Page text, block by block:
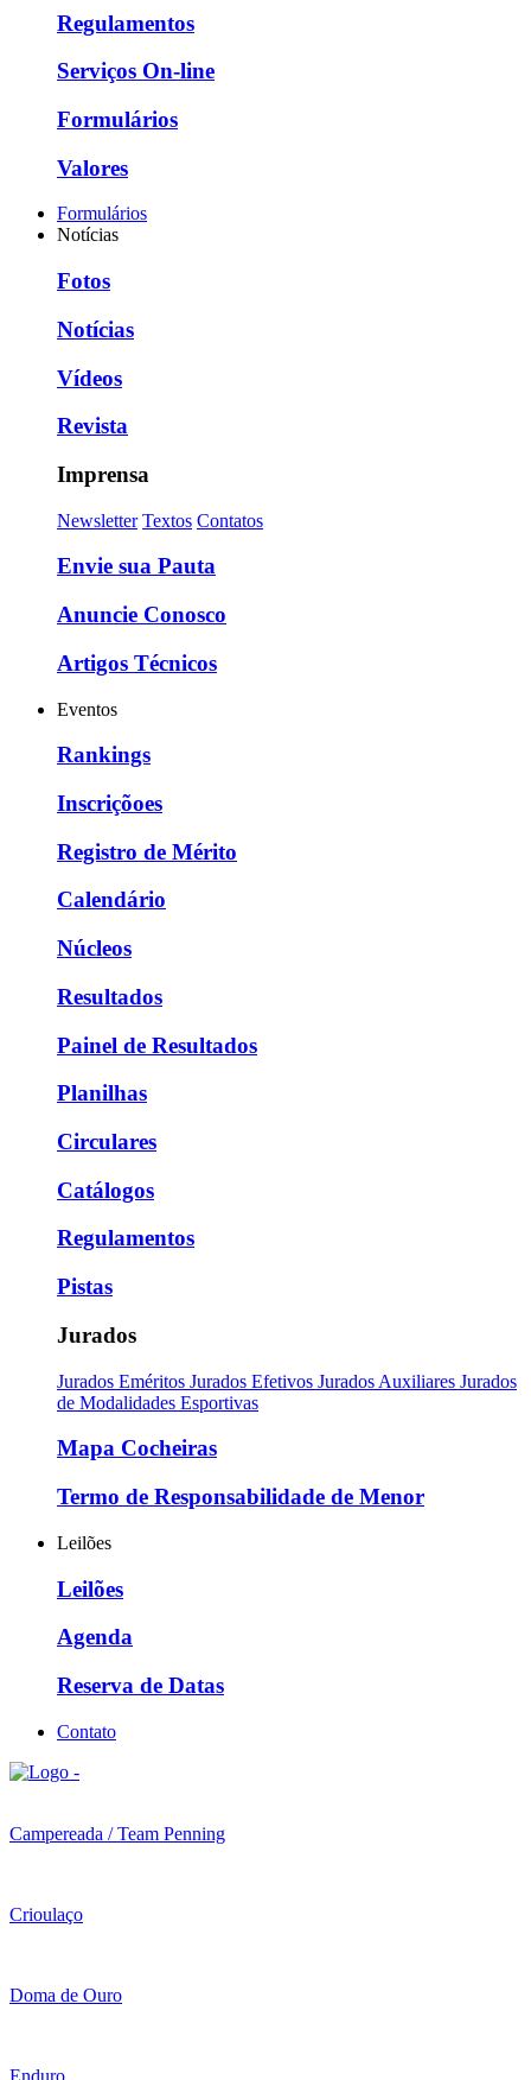
Regulamentos
Serviços On-line
Formulários
Valores
Formulários
Notícias
Fotos
Notícias
Vídeos
Revista
Imprensa
Newsletter Textos Contatos
Envie sua Pauta
Anuncie Conosco
Artigos Técnicos
Eventos
Rankings
Inscriçõoes
Registro de Mérito
Calendário
Núcleos
Resultados
Painel de Resultados
Planilhas
Circulares
Catálogos
Regulamentos
Pistas
Jurados
Jurados Eméritos Jurados Efetivos Jurados Auxiliares Jurados
de Modalidades Esportivas
Mapa Cocheiras
Termo de Responsabilidade de Menor
Leilões
Leilões
Agenda
Reserva de Datas
Contato
Campereada / Team Penning
Crioulaço
Doma de Ouro
Enduro